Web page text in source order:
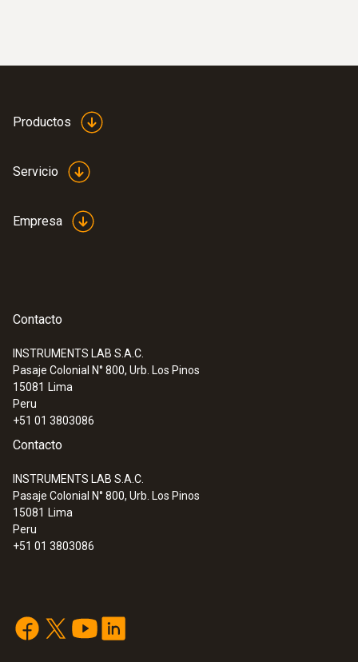
Productos
Servicio
Empresa
Contacto
INSTRUMENTS LAB S.A.C.
Pasaje Colonial N° 800, Urb. Los Pinos
15081 Lima
Peru
+51 01 3803086
Contacto
INSTRUMENTS LAB S.A.C.
Pasaje Colonial N° 800, Urb. Los Pinos
15081 Lima
Peru
+51 01 3803086